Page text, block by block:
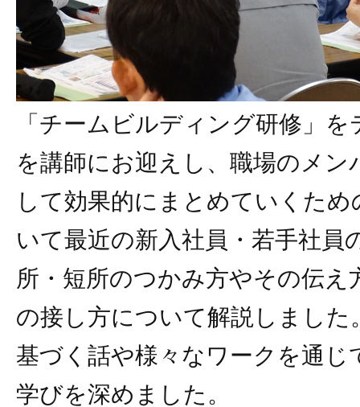
「チームビルディング研修」
を講師にお迎えし、職場のメ
して効果的にまとめていくた
いて最近の新入社員・若手社員
所・短所のつかみ方やその伝え
の接し方について解説しました
基づく話や様々なワークを通じ
学びを深めました。